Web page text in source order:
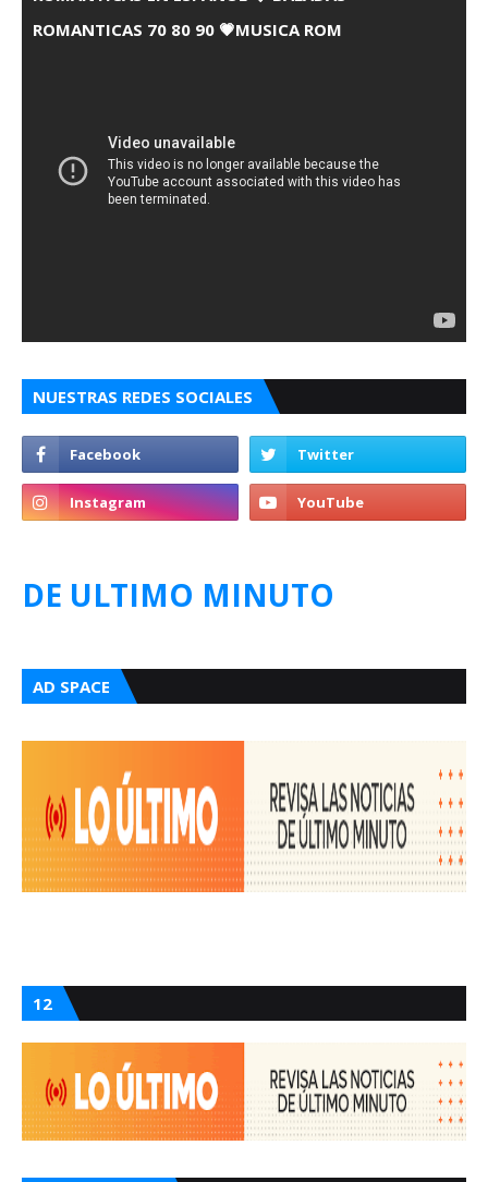
ROMANTICAS 70 80 90 💗MUSICA ROM
NUESTRAS REDES SOCIALES
DE ULTIMO MINUTO
AD SPACE
12